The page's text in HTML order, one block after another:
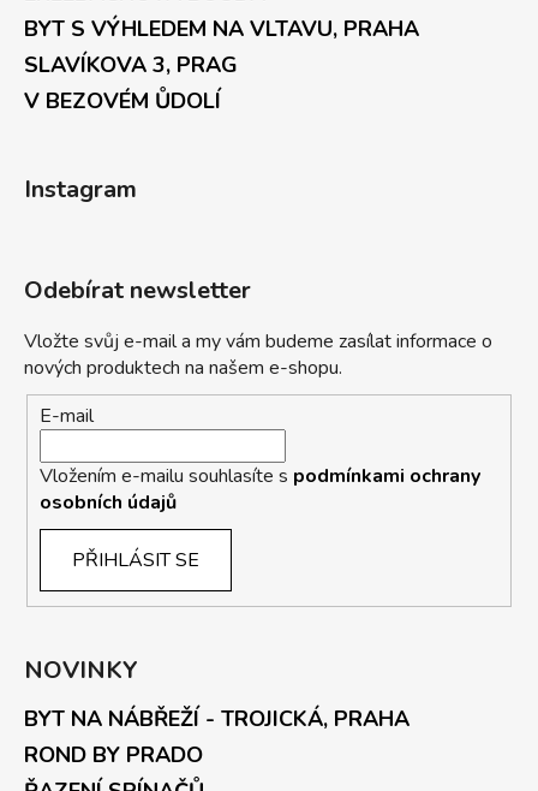
BYT S VÝHLEDEM NA VLTAVU, PRAHA
SLAVÍKOVA 3, PRAG
V BEZOVÉM ŮDOLÍ
Instagram
Odebírat newsletter
Vložte svůj e-mail a my vám budeme zasílat informace o
nových produktech na našem e-shopu.
E-mail
Vložením e-mailu souhlasíte s podmínkami ochrany
osobních údajů
PŘIHLÁSIT SE
NOVINKY
BYT NA NÁBŘEŽÍ - TROJICKÁ, PRAHA
ROND BY PRADO